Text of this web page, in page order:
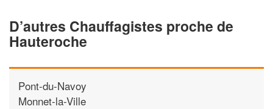
D’autres Chauffagistes proche de
Hauteroche
Pont-du-Navoy
Monnet-la-Ville